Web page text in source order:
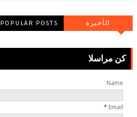
الأخيرة POPULAR POSTS
كن مراسلا
Name
Email
*